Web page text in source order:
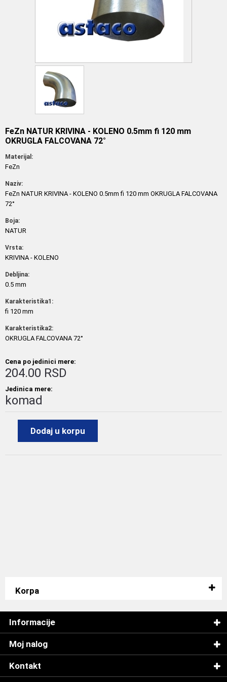
FeZn NATUR KRIVINA - KOLENO 0.5mm fi 120 mm
OKRUGLA FALCOVANA 72°
Materijal:
FeZn
Naziv:
FeZn NATUR KRIVINA - KOLENO 0.5mm fi 120 mm OKRUGLA FALCOVANA
72°
Boja:
NATUR
Vrsta:
KRIVINA - KOLENO
Debljina:
0.5 mm
Karakteristika1:
fi 120 mm
Karakteristika2:
OKRUGLA FALCOVANA 72°
Cena po jedinici mere:
204.00 RSD
Jedinica mere:
komad
Dodaj u korpu
Korpa
Informacije
Moj nalog
Kontakt